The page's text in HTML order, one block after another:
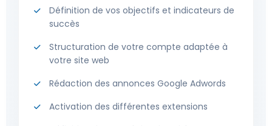
Définition de vos objectifs et indicateurs de
succès
Structuration de votre compte adaptée à
votre site web
Rédaction des annonces Google Adwords
Activation des différentes extensions